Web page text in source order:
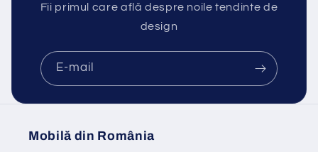
Fii primul care află despre noile tendinte de
design
E-mail
Mobilă din România